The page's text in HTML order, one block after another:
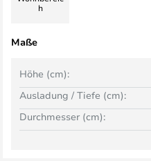
h
Maße
Höhe (cm):
Ausladung / Tiefe (cm):
Durchmesser (cm):